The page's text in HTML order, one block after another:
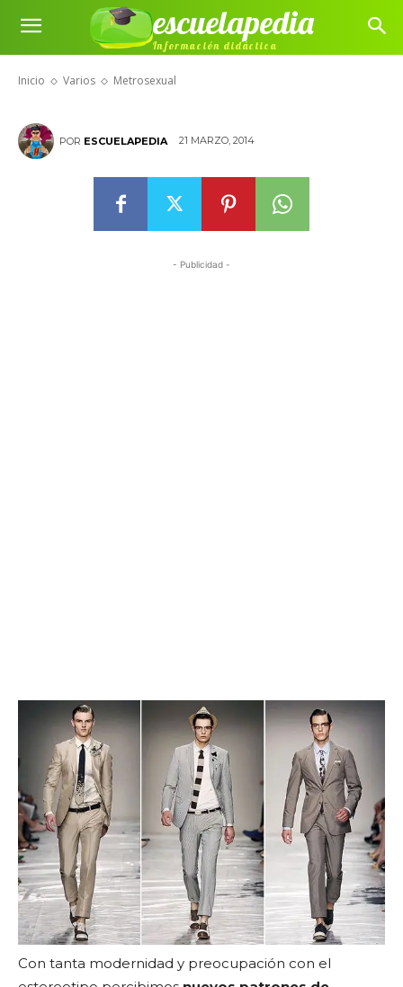
escuelapedia
Información didáctica
Inicio Varios Metrosexual
Metrosexual
POR ESCUELAPEDIA 21 MARZO, 2014
- Publicidad -
Con tanta modernidad y preocupación con el